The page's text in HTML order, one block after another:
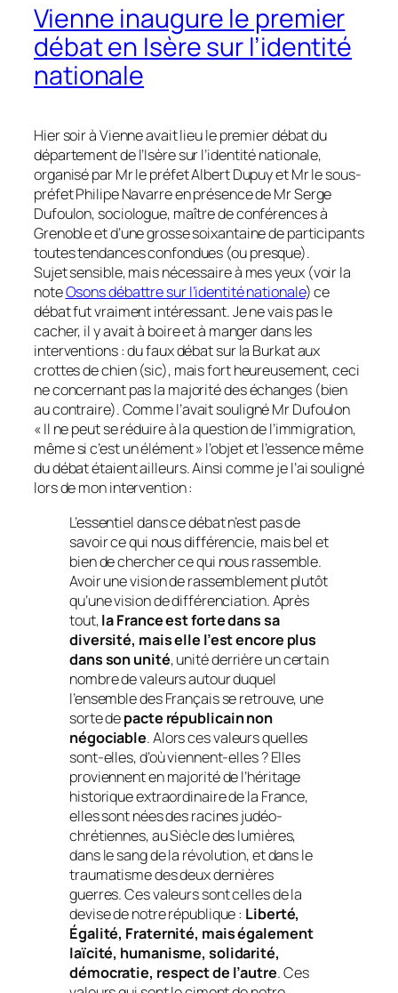
Vienne inaugure le premier
débat en Isère sur l’identité
nationale
Hier soir à Vienne avait lieu le premier débat du
département de l’Isère sur l’identité nationale,
organisé par Mr le préfet Albert Dupuy et Mr le sous-
préfet Philipe Navarre en présence de Mr Serge
Dufoulon, sociologue, maître de conférences à
Grenoble et d’une grosse soixantaine de participants
toutes tendances confondues (ou presque).
Sujet sensible, mais nécessaire à mes yeux (voir la
noteOsons débattre sur l’identité nationale)ce
débat fut vraiment intéressant. Je ne vais pas le
cacher, il y avait à boire et à manger dans les
interventions : du faux débat sur la Burkat aux
crottes de chien(sic), mais fort heureusement, ceci
ne concernant pas la majorité des échanges (bien
au contraire). Comme l’avait souligné Mr Dufoulon
« Il ne peut se réduire à la question de l’immigration,
même si c’est un élément » l’objet et l’essence même
du débat étaient ailleurs. Ainsi comme je l’ai souligné
lors de mon intervention :
L’essentiel dans ce débat n’est pas de
savoir ce qui nous différencie, mais bel et
bien de chercher ce qui nous rassemble.
Avoir une vision de rassemblement plutôt
qu’une vision de différenciation. Après
tout,la France est forte dans sa
diversité, mais elle l’est encore plus
dans son unité, unité derrière un certain
nombre de valeurs autour duquel
l’ensemble des Français se retrouve, une
sorte depacte républicain non
négociable. Alors ces valeurs quelles
sont-elles, d’où viennent-elles ? Elles
proviennent en majorité de l’héritage
historique extraordinaire de la France,
elles sont nées des racines judéo-
chrétiennes, au Siècle des lumières,
dans le sang de la révolution, et dans le
traumatisme des deux dernières
guerres. Ces valeurs sont celles de la
devise de notre république : Liberté,
Égalité, Fraternité, mais également
laïcité, humanisme, solidarité,
démocratie, respect de l’autre. Ces